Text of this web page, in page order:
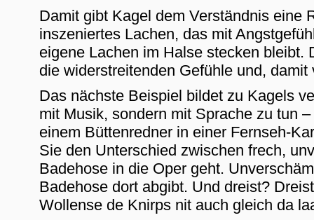
Damit gibt Kagel dem Verständnis eine
inszeniertes Lachen, das mit
eigene Lachen im Halse stecken bleibt.
die widerstreitenden Gefühle und,
Das nächste Beispiel bildet zu Kagels
mit Musik, sondern mit Sprache zu tun
einem Büttenredner in einer Fernseh-
Sie den Unterschied zwischen frech,
Badehose in die Oper geht.
Badehose dort abgibt. Und dreist?
Wollense de Knirps nit auch gleich da